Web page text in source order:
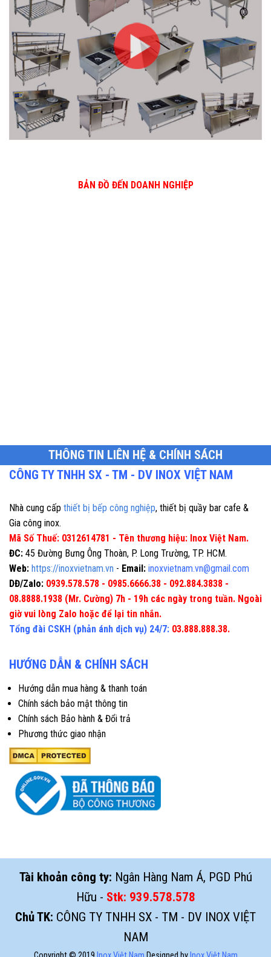
BẢN ĐỒ ĐẾN DOANH NGHIỆP
THÔNG TIN LIÊN HỆ & CHÍNH SÁCH
CÔNG TY TNHH SX - TM - DV INOX VIỆT NAM
Nhà cung cấp thiết bị bếp công nghiệp, thiết bị quầy bar cafe &
Gia công inox.
Mã Số Thuế: 0312614781 - Tên thương hiệu: Inox Việt Nam.
ĐC: 45 Đường Bưng Ông Thoàn, P. Long Trường, TP. HCM.
Web: https://inoxvietnam.vn - Email: inoxvietnam.vn@gmail.com
DĐ/Zalo: 0939.578.578 - 0985.6666.38 - 092.884.3838 -
08.8888.1938 (Mr. Cường) 7h - 19h các ngày trong tuần. Ngoài
giờ vui lòng Zalo hoặc để lại tin nhắn.
Tổng đài CSKH (phản ánh dịch vụ) 24/7: 03.888.888.38.
HƯỚNG DẪN & CHÍNH SÁCH
Hướng dẫn mua hàng & thanh toán
Chính sách bảo mật thông tin
Chính sách Bảo hành & Đổi trả
Phương thức giao nhận
Tài khoản công ty: Ngân Hàng Nam Á, PGD Phú
Hữu - Stk: 939.578.578
Chủ TK: CÔNG TY TNHH SX - TM - DV INOX VIỆT
NAM